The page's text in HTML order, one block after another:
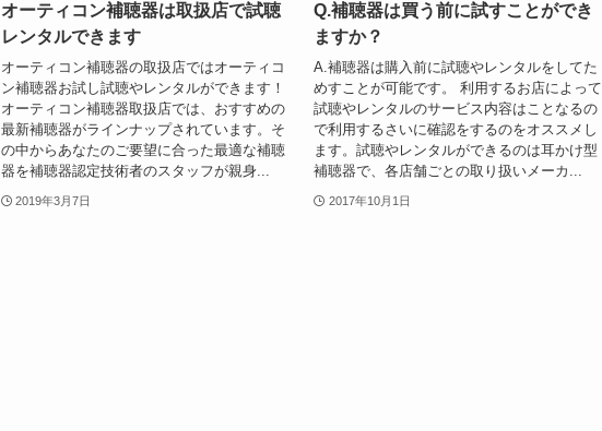
オーティコン補聴器は取扱店で試聴
レンタルできます
オーティコン補聴器の取扱店ではオーティコ
ン補聴器お試し試聴やレンタルができます！
オーティコン補聴器取扱店では、おすすめの
最新補聴器がラインナップされています。そ
の中からあなたのご要望に合った最適な補聴
器を補聴器認定技術者のスタッフが親身...
2019年3月7日
Q.補聴器は買う前に試すことができ
ますか？
A.補聴器は購入前に試聴やレンタルをしてた
めすことが可能です。 利用するお店によって
試聴やレンタルのサービス内容はことなるの
で利用するさいに確認をするのをオススメし
ます。試聴やレンタルができるのは耳かけ型
補聴器で、各店舗ごとの取り扱いメーカ...
2017年10月1日